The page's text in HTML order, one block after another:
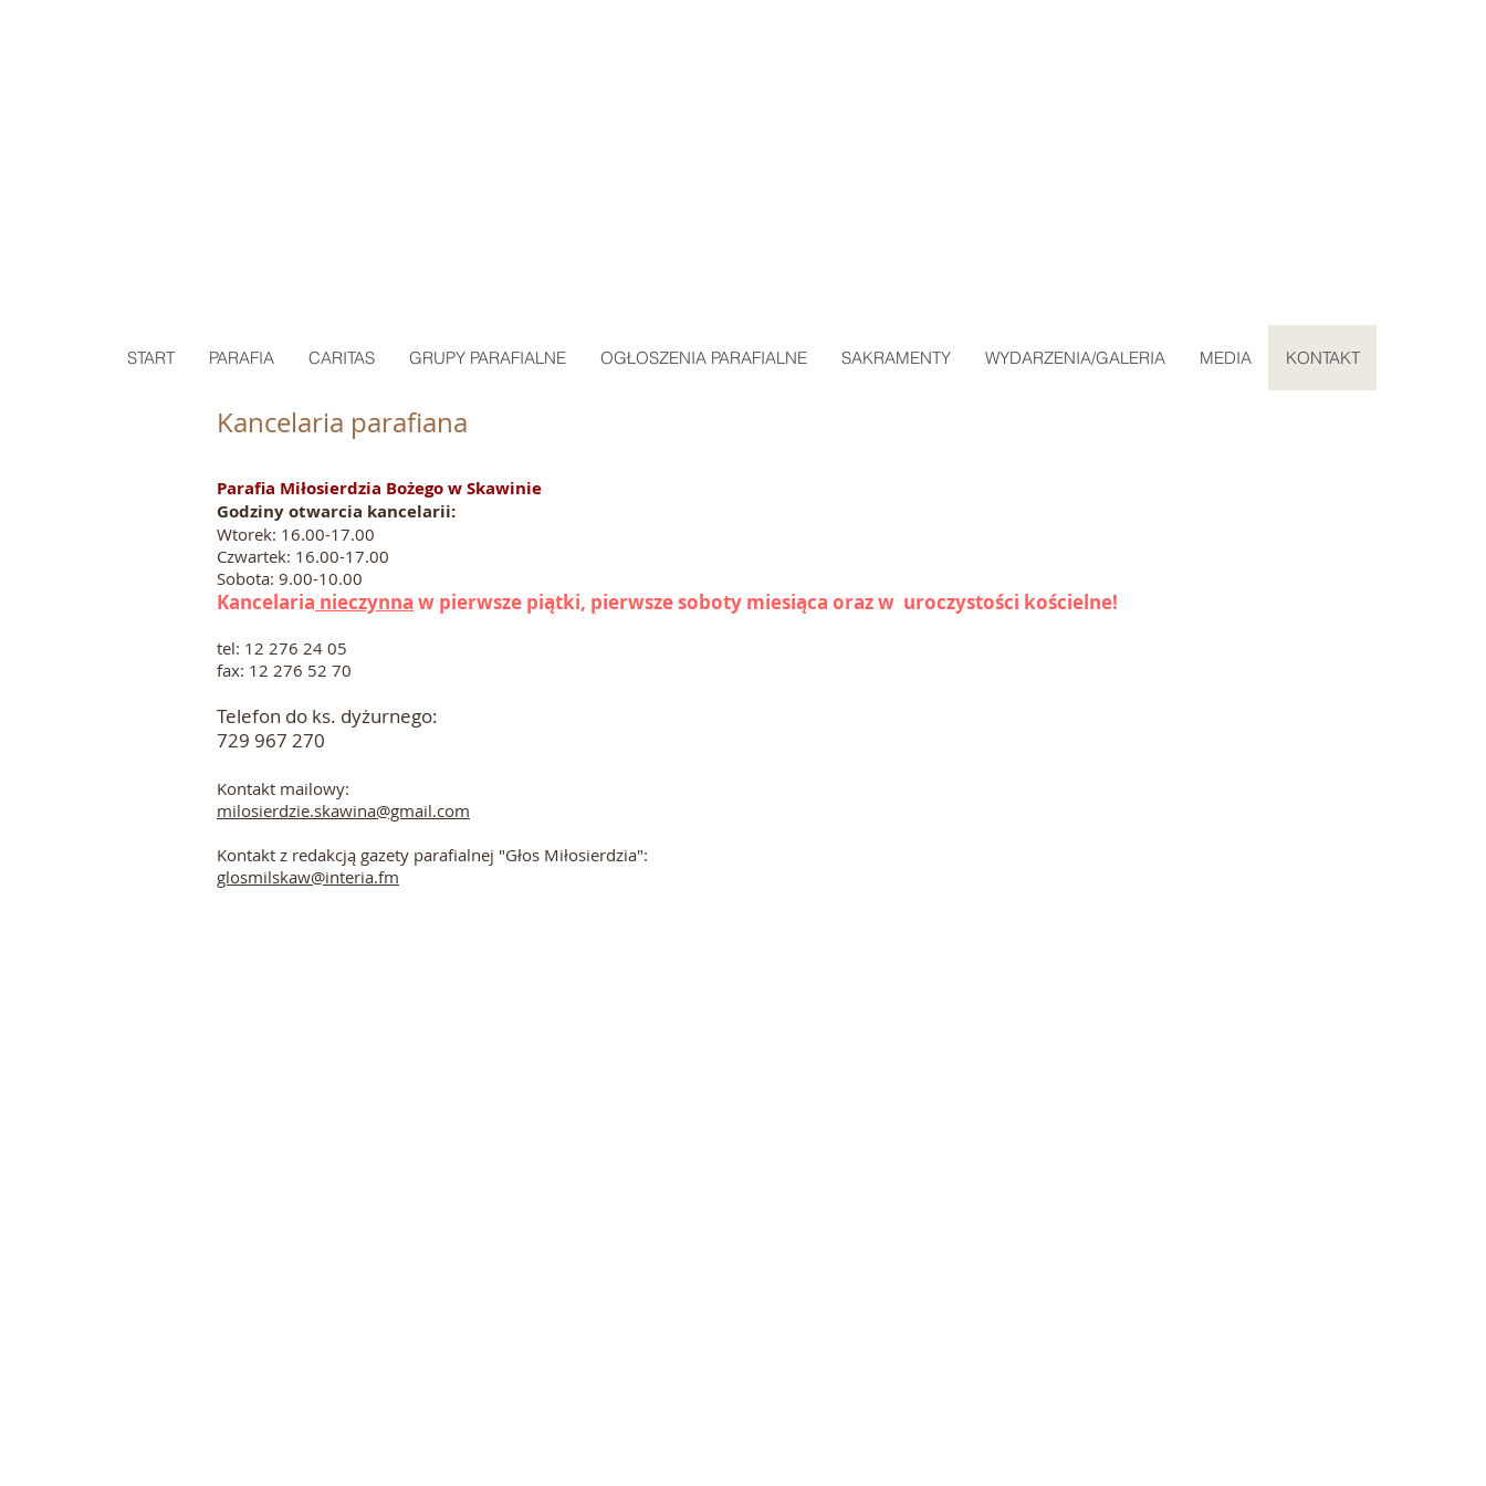
START PARAFIA CARITAS GRUPY PARAFIALNE OGŁOSZENIA PARAFIALNE SAKRAMENTY WYDARZENIA/GALERIA MEDIA KONTAKT
Kancelaria parafiana
Parafia Miłosierdzia Bożego w Skawinie
Godziny otwarcia kancelarii:
Wtorek: 16.00-17.00
Czwartek: 16.00-17.00
Sobota: 9.00-10.00
Kancelaria nieczynna w pierwsze piątki, pierwsze soboty miesiąca oraz w uroczystości kościelne!
tel: 12 276 24 05
fax: 12 276 52 70​
Telefon do ks. dyżurnego:
729 967 270
Kontakt mailowy:
milosierdzie.skawina@gmail.com
Kontakt z redakcją gazety parafialnej "Głos Miłosierdzia":
glosmilskaw@interia.fm